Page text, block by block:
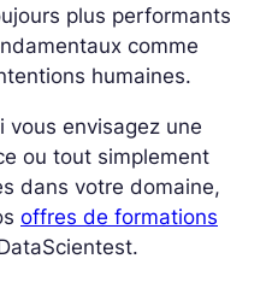
plus performants
comme
humaines.
vous envisagez une
ou tout simplement
dans votre domaine,
offres de formations